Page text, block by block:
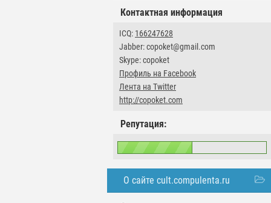
Контактная информация
ICQ: 166247628
Jabber: copoket@gmail.com
Skype: copoket
Профиль на Facebook
Лента на Twitter
http://copoket.com
Репутация:
О сайте cult.compulenta.ru